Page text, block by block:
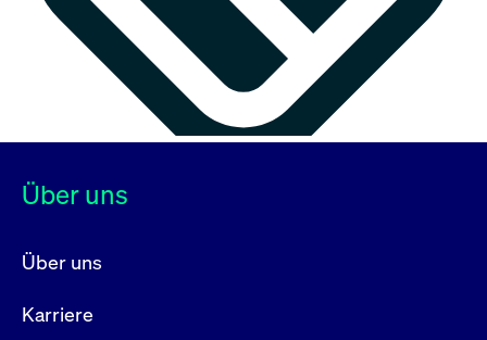
Über uns
Über uns
Karriere